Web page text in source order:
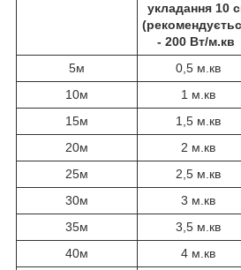
укладання 10
- 200 Вт/м.кв
5м 0,5 м.кв
10м
1 м.кв
15м
1,5 м.кв
20м
2 м.кв
25м
2,5 м.кв
30м
3 м.кв
35м
3,5 м.кв
40м
4 м.кв